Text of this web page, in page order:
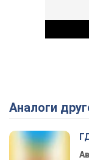
Аналоги